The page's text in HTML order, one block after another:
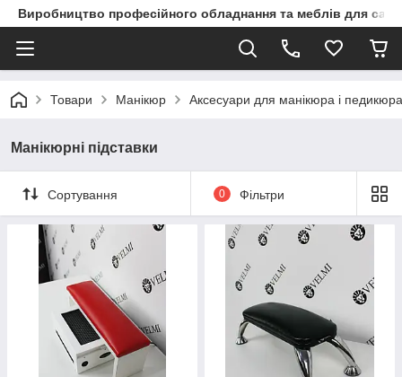
Виробництво професійного обладнання та меблів для
Товари Манікюр Аксесуари для манікюра і педикюра
Манікюрні підставки
Сортування 0 Фільтри